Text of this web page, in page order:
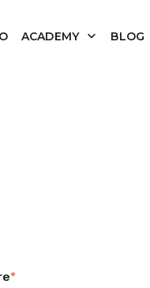
ACADEMY BLOG
*